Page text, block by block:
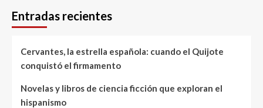
Entradas recientes
Cervantes, la estrella española: cuando el Quijote
conquistó el firmamento
Novelas y libros de ciencia ficción que exploran el
hispanismo